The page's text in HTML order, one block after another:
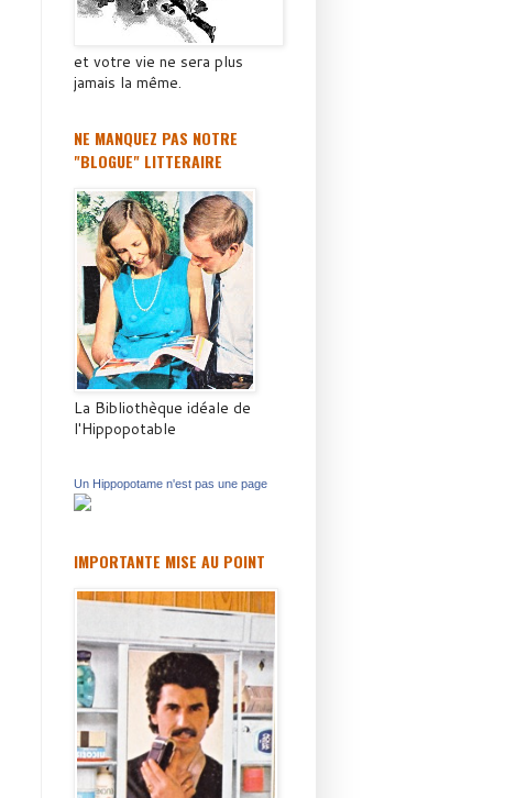
et votre vie ne sera plus
jamais la même.
NE MANQUEZ PAS NOTRE
"BLOGUE" LITTERAIRE
La Bibliothèque idéale de
l'Hippopotable
Un Hippopotame n'est pas une page
IMPORTANTE MISE AU POINT